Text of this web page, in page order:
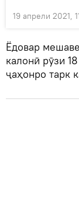
19 апрели 2021,
Ёдовар
калонӣ рӯзи
ҷаҳонро тарк